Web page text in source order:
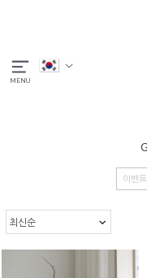
이벤